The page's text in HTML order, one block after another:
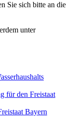
Sie sich bitte an die
unter
für den Freistaat
Bayern